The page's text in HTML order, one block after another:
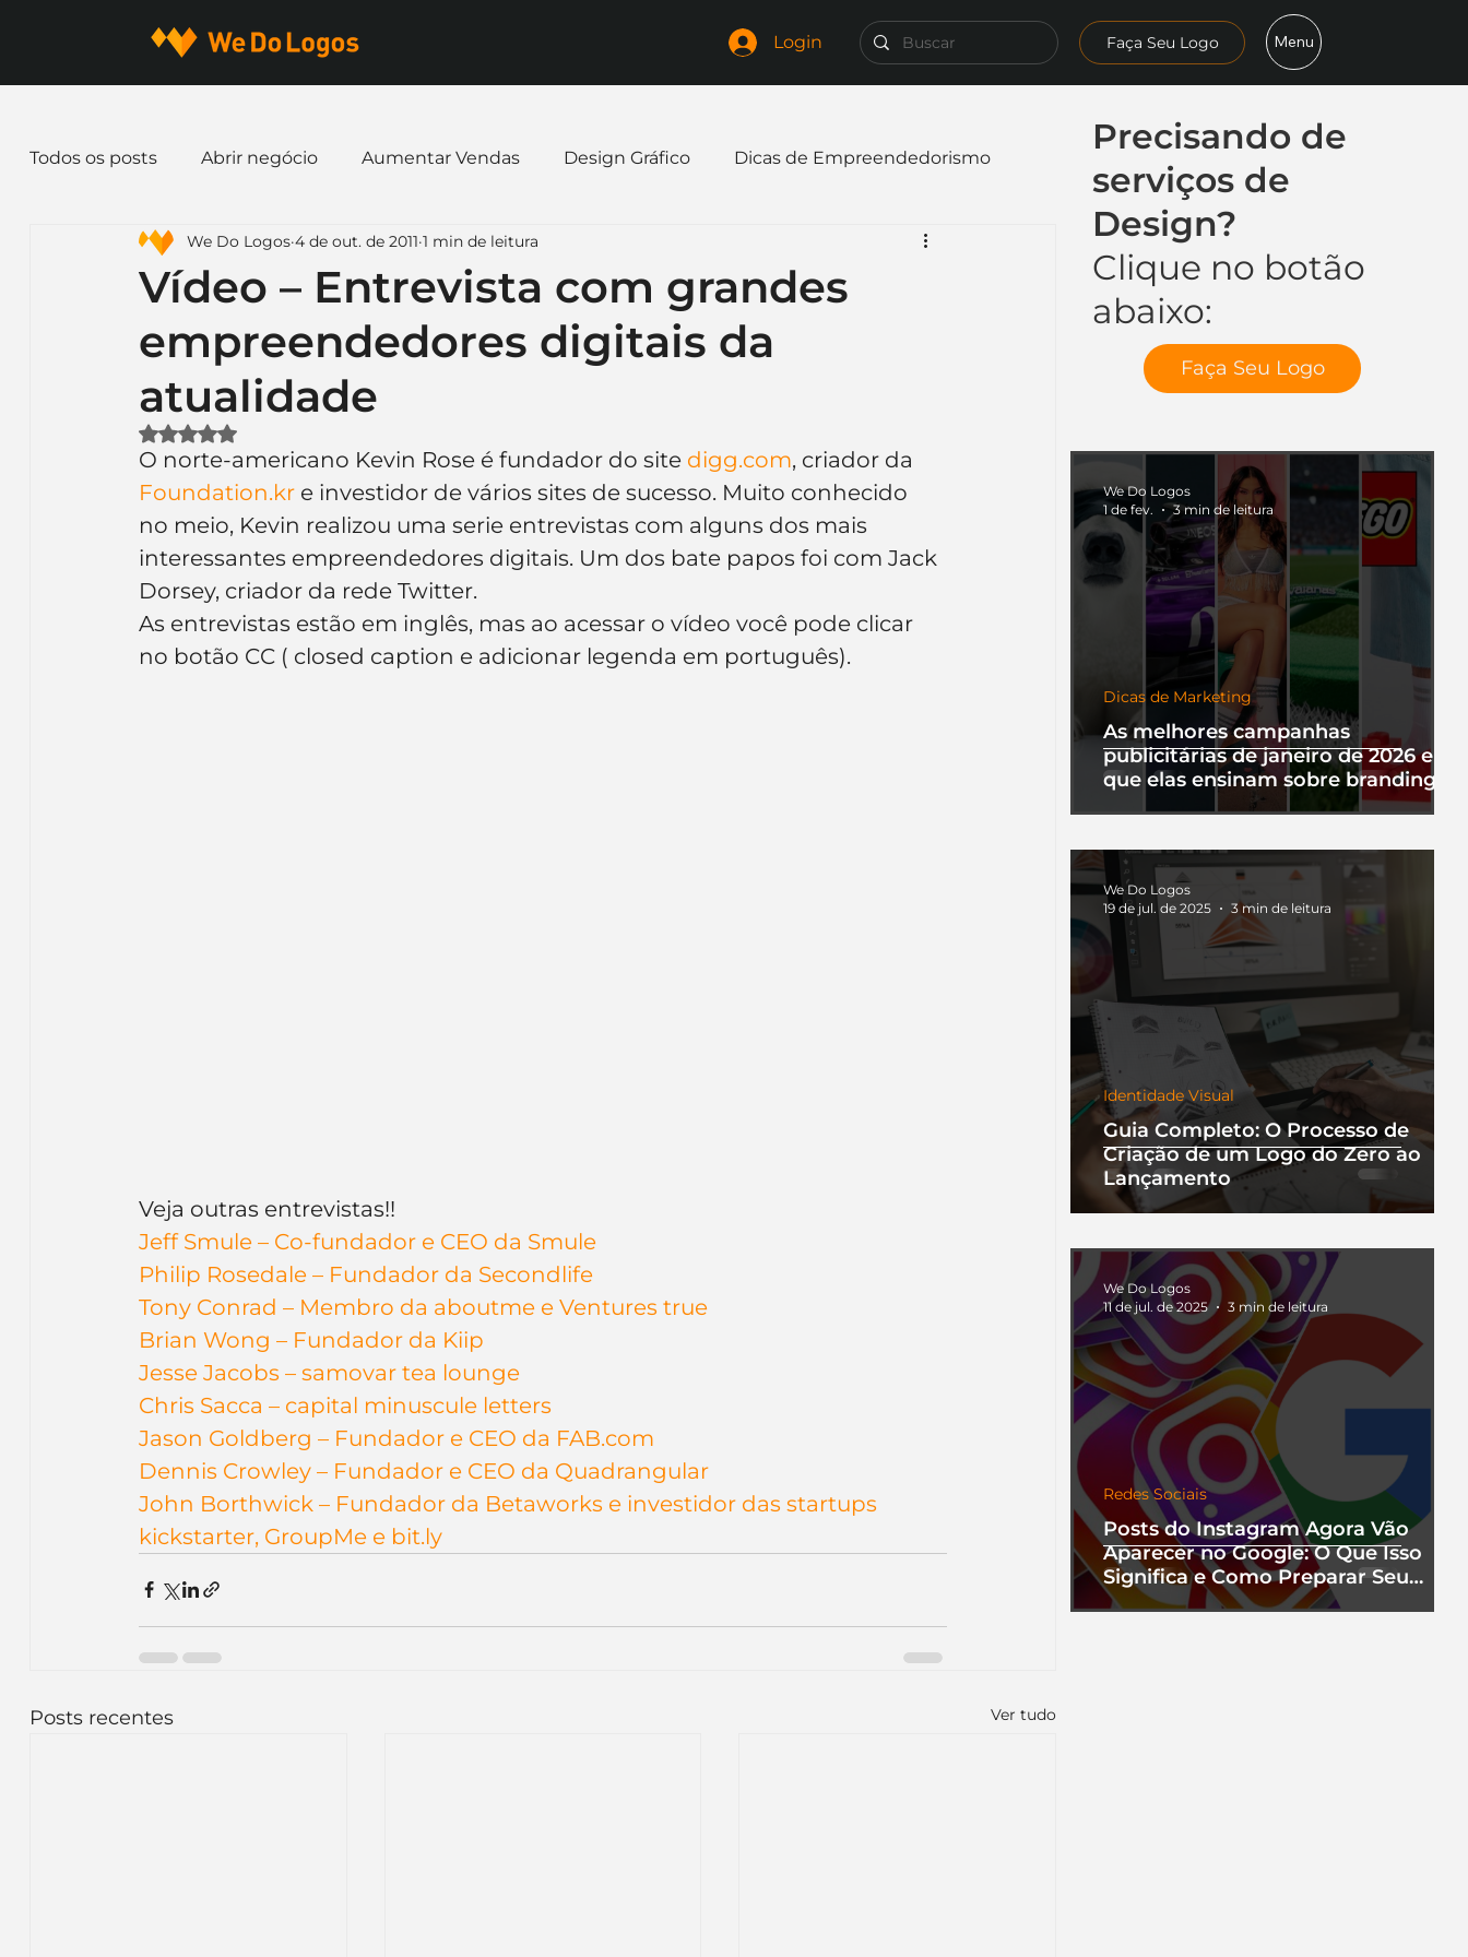
Login Faça Seu Logo Menu
Precisando de
serviços de
Design?
Clique no botão
abaixo:
Faça Seu Logo
As melhores campanhas
publicitárias de janeiro de 2026 e o
que elas ensinam sobre branding
Dicas de Marketing
We Do Logos
1 de fev.
3 min de leitura
Guia Completo: O Processo de
Criação de um Logo do Zero ao
Lançamento
Identidade Visual
We Do Logos
19 de jul. de 2025
3 min de leitura
Posts do Instagram Agora Vão
Aparecer no Google: O Que Isso
Significa e Como Preparar Seu
Perfil
Redes Sociais
We Do Logos
11 de jul. de 2025
3 min de leitura
Todos os posts Abrir negócio Aumentar Vendas Design Gráfico Dicas de Empreendedorismo
Dicas de Marketing Email marketing Expandir negócio
Identidade Visual Marca Nome para Empresa Logo Redes Sociais
Ferramentas Mascotes
Vídeo – Entrevista com grandes
empreendedores digitais da
atualidade
We Do Logos 4 de out. de 2011 1 min de leitura
Avaliado com NaN de 5 estrelas.
O norte-americano Kevin Rose é fundador do site digg.com, criador da
Foundation.kr e investidor de vários sites de sucesso. Muito conhecido
no meio, Kevin realizou uma serie entrevistas com alguns dos mais
interessantes empreendedores digitais. Um dos bate papos foi com Jack
Dorsey, criador da rede Twitter.
As entrevistas estão em inglês, mas ao acessar o vídeo você pode clicar
no botão CC ( closed caption e adicionar legenda em português).
Veja outras entrevistas!!
Jeff Smule – Co-fundador e CEO da Smule
Philip Rosedale – Fundador da Secondlife
Tony Conrad – Membro da aboutme e Ventures true
Brian Wong – Fundador da Kiip
Jesse Jacobs – samovar tea lounge
Chris Sacca – capital minuscule letters
Jason Goldberg – Fundador e CEO da FAB.com
Dennis Crowley – Fundador e CEO da Quadrangular
John Borthwick – Fundador da Betaworks e investidor das startups
kickstarter, GroupMe e bit.ly
Posts recentes Ver tudo